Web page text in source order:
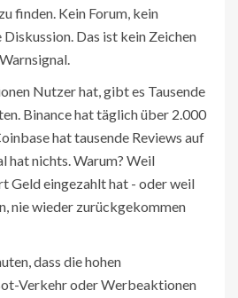
finden. Kein Forum, kein
Das ist kein Zeichen
Nutzer hat, gibt es Tausende
Binance hat täglich über 2.000
hat tausende Reviews auf
nichts. Warum? Weil
Geld eingezahlt hat - oder weil
nie wieder zurückgekommen
dass die hohen
Verkehr oder Werbeaktionen